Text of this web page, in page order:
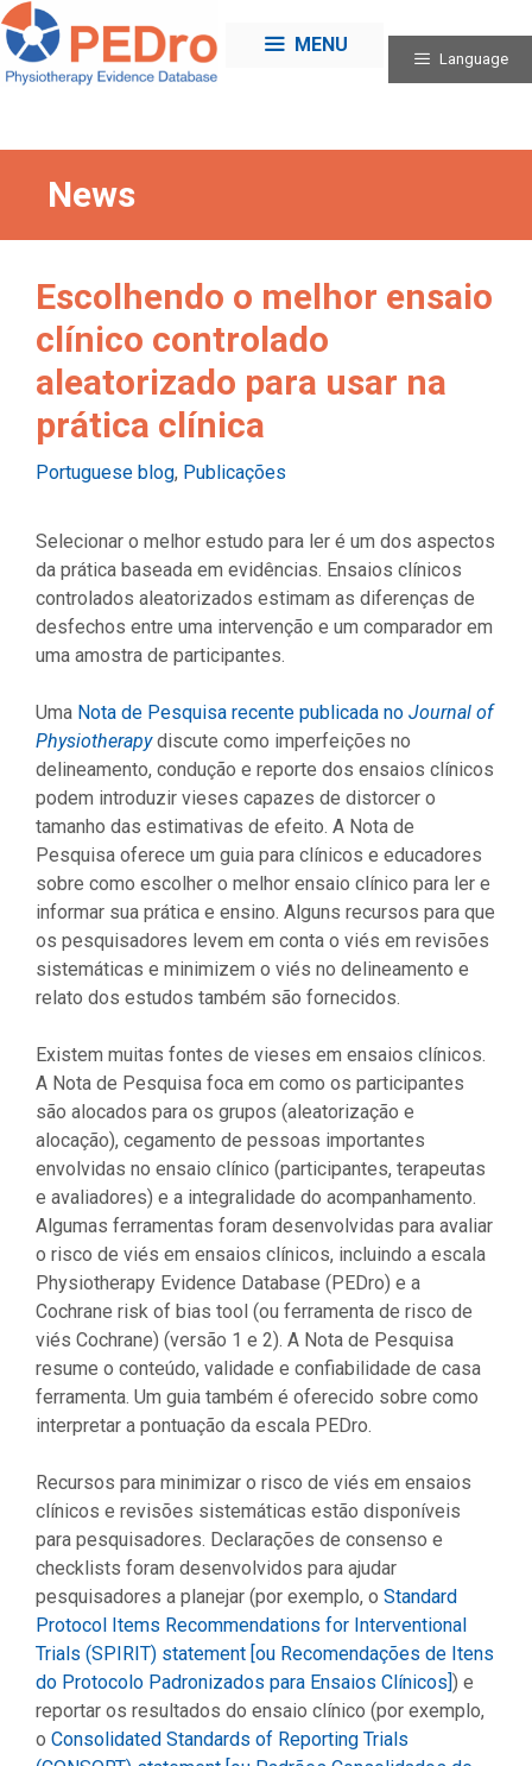
Skip
to
content
MENU
Language
News
Escolhendo o melhor ensaio
clínico controlado
aleatorizado para usar na
prática clínica
Categories
Portuguese blog, Publicações
Selecionar o melhor estudo para ler é um dos aspectos
da prática baseada em evidências. Ensaios clínicos
controlados aleatorizados estimam as diferenças de
desfechos entre uma intervenção e um comparador em
uma amostra de participantes.
Uma Nota de Pesquisa recente publicada no Journal of
Physiotherapydiscute como imperfeições no
delineamento, condução e reporte dos ensaios clínicos
podem introduzir vieses capazes de distorcer o
tamanho das estimativas de efeito. A Nota de
Pesquisa oferece um guia para clínicos e educadores
sobre como escolher o melhor ensaio clínico para ler e
informar sua prática e ensino. Alguns recursos para que
os pesquisadores levem em conta o viés em revisões
sistemáticas e minimizem o viés no delineamento e
relato dos estudos também são fornecidos.
Existem muitas fontes de vieses em ensaios clínicos.
A Nota de Pesquisa foca em como os participantes
são alocados para os grupos (aleatorização e
alocação), cegamento de pessoas importantes
envolvidas no ensaio clínico (participantes, terapeutas
e avaliadores) e a integralidade do acompanhamento.
Algumas ferramentas foram desenvolvidas para avaliar
o risco de viés em ensaios clínicos, incluindo a escala
Physiotherapy Evidence Database (PEDro) e a
Cochrane risk of bias tool (ou ferramenta de risco de
viés Cochrane) (versão 1 e 2). A Nota de Pesquisa
resume o conteúdo, validade e confiabilidade de casa
ferramenta. Um guia também é oferecido sobre como
interpretar a pontuação da escala PEDro.
Recursos para minimizar o risco de viés em ensaios
clínicos e revisões sistemáticas estão disponíveis
para pesquisadores. Declarações de consenso e
checklists foram desenvolvidos para ajudar
pesquisadores a planejar (por exemplo, o Standard
Protocol Items Recommendations for Interventional
Trials (SPIRIT) statement [ou Recomendações de Itens
do Protocolo Padronizados para Ensaios Clínicos] ) e
reportar os resultados do ensaio clínico (por exemplo,
o Consolidated Standards of Reporting Trials